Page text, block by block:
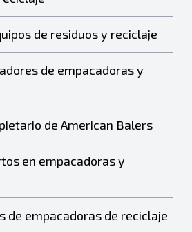
de residuos y reciclaje
de empacadoras y
de American Balers
en empacadoras y
de empacadoras de reciclaje